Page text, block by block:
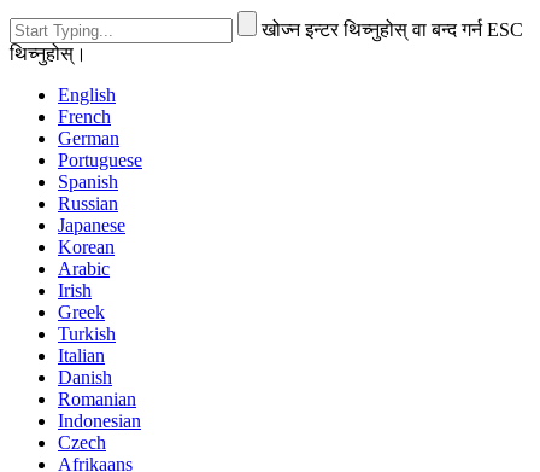
खोज्न इन्टर थिच्नुहोस् वा बन्द गर्न ESC
थिच्नुहोस्।
English
French
German
Portuguese
Spanish
Russian
Japanese
Korean
Arabic
Irish
Greek
Turkish
Italian
Danish
Romanian
Indonesian
Czech
Afrikaans